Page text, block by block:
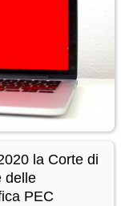
la Corte di
delle
PEC